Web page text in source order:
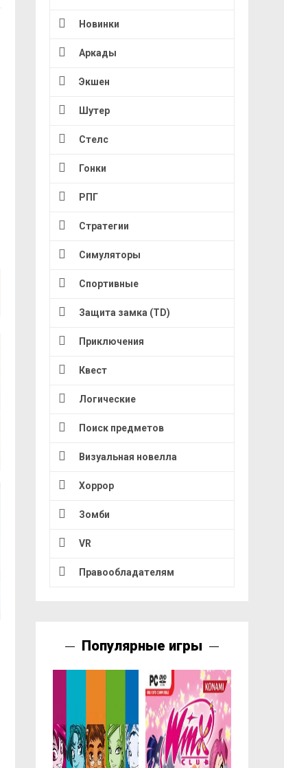
Новинки
Аркады
Экшен
Шутер
Стелс
Гонки
РПГ
Стратегии
Симуляторы
Спортивные
Защита замка (TD)
Приключения
Квест
Логические
Поиск предметов
Визуальная новелла
Хоррор
Зомби
VR
Правообладателям
Популярные игры